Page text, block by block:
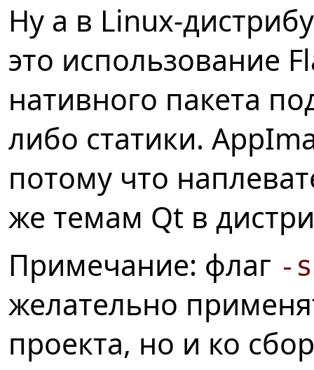
Ну а в Linux-
это использование
нативного пакета
либо статики.
потому что
же темам Qt в
Примечание: флаг -
желательно
проекта, но и ко